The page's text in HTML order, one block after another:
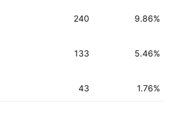
240 9.86%
133 5.46%
43 1.76%